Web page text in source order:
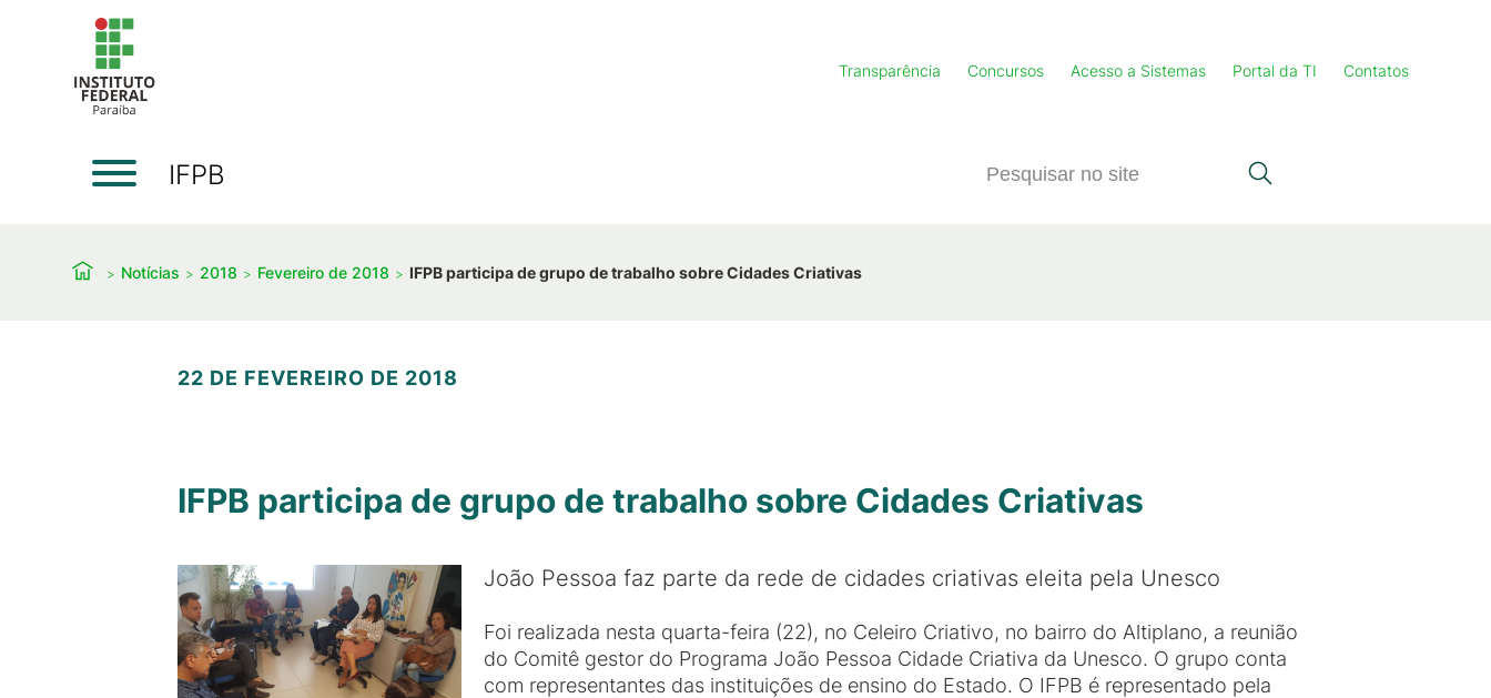
Transparência Concursos Acesso a Sistemas Portal da TI Contatos
IFPB
Notícias 2018 Fevereiro de 2018 IFPB participa de grupo de trabalho sobre Cidades Criativas
22 DE FEVEREIRO DE 2018
IFPB participa de grupo de trabalho sobre Cidades Criativas
João Pessoa faz parte da rede de cidades criativas eleita pela Unesco
Foi realizada nesta quarta-feira (22), no Celeiro Criativo, no bairro do Altiplano, a reunião
do Comitê gestor do Programa João Pessoa Cidade Criativa da Unesco. O grupo conta
com representantes das instituições de ensino do Estado. O IFPB é representado pela